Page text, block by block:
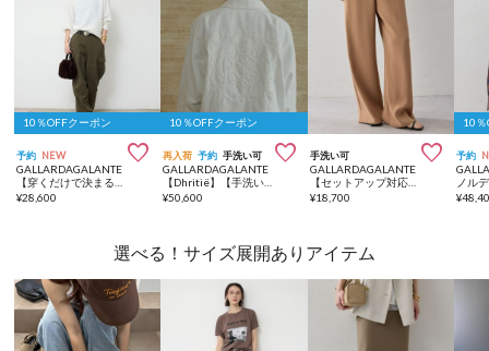
10％OFFクーポン
予約 NEW 
GALLARDAGALANTE
¥28,600
10％OFFクーポン
再入荷 予約 手洗い可 
GALLARDAGALANTE
¥50,600
手洗い可 
GALLARDAGALANTE
【セットアップ対応】バックサテンドロストパンツ
¥18,700
10％
予約
¥
選べる！サイズ展開ありアイテム